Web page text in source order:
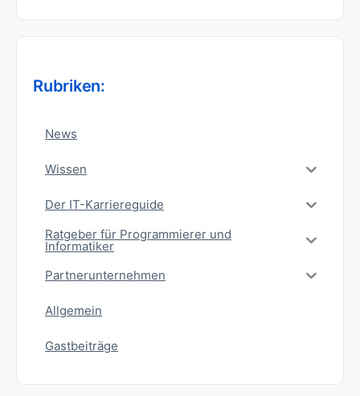
Rubriken:
News
Wissen
Der IT-Karriereguide
Ratgeber für Programmierer und
Informatiker
Partnerunternehmen
Allgemein
Gastbeiträge